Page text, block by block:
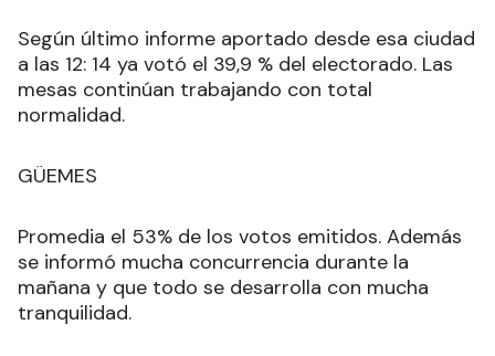
Según último informe aportado desde esa ciudad
a las 12: 14 ya votó el 39,9 % del electorado. Las
mesas continúan trabajando con total
normalidad.
GÜEMES
Promedia el 53% de los votos emitidos. Además
se informó mucha concurrencia durante la
mañana y que todo se desarrolla con mucha
tranquilidad.